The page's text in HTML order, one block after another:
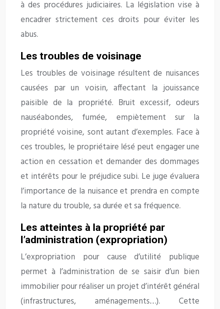
à des procédures judiciaires. La législation vise à
encadrer strictement ces droits pour éviter les
abus.
Les troubles de voisinage
Les troubles de voisinage résultent de nuisances
causées par un voisin, affectant la jouissance
paisible de la propriété. Bruit excessif, odeurs
nauséabondes, fumée, empiètement sur la
propriété voisine, sont autant d’exemples. Face à
ces troubles, le propriétaire lésé peut engager une
action en cessation et demander des dommages
et intérêts pour le préjudice subi. Le juge évaluera
l’importance de la nuisance et prendra en compte
la nature du trouble, sa durée et sa fréquence.
Les atteintes à la propriété par
l’administration (expropriation)
L’expropriation pour cause d’utilité publique
permet à l’administration de se saisir d’un bien
immobilier pour réaliser un projet d’intérêt général
(infrastructures, aménagements…). Cette